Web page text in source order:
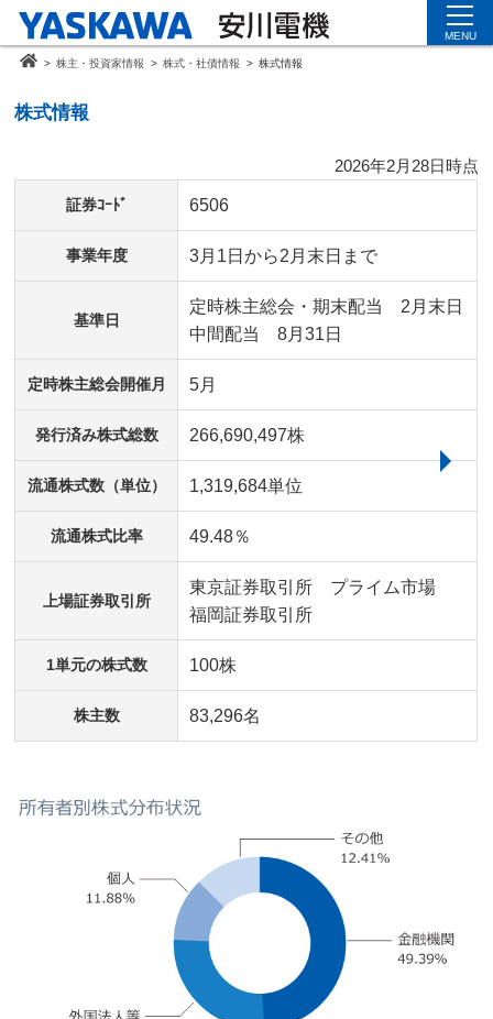
MENU
> 株主・投資家情報 > 株式・社債情報 > 株式情報
株式情報
2026年2月28日時点
証券ｺｰﾄﾞ 6506
事業年度 3月1日から2月末日まで
基準日
定時株主総会・期末配当 2月末日
中間配当 8月31日
定時株主総会開催月 5月
発行済み株式総数 266,690,497株
流通株式数（単位） 1,319,684単位
流通株式比率 49.48％
上場証券取引所
東京証券取引所 プライム市場
福岡証券取引所
1単元の株式数 100株
株主数 83,296名